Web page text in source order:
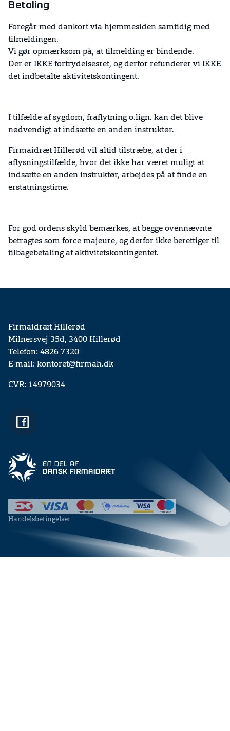
Betaling
Foregår med dankort via hjemmesiden samtidig med
tilmeldingen.
Vi gør opmærksom på, at tilmelding er bindende.
Der er IKKE fortrydelsesret, og derfor refunderer vi IKKE
det indbetalte aktivitetskontingent.
I tilfælde af sygdom, fraflytning o.lign. kan det blive
nødvendigt at indsætte en anden instruktør.
Firmaidræt Hillerød vil altid tilstræbe, at der i
aflysningstilfælde, hvor det ikke har været muligt at
indsætte en anden instruktør, arbejdes på at finde en
erstatningstime.
For god ordens skyld bemærkes, at begge ovennævnte
betragtes som force majeure, og derfor ikke berettiger til
tilbagebetaling af aktivitetskontingentet.
Firmaidræt Hillerød
Milnersvej 35d, 3400 Hillerød
Telefon: 4826 7320
E-mail: kontoret@firmah.dk
CVR: 14979034
Handelsbetingelser